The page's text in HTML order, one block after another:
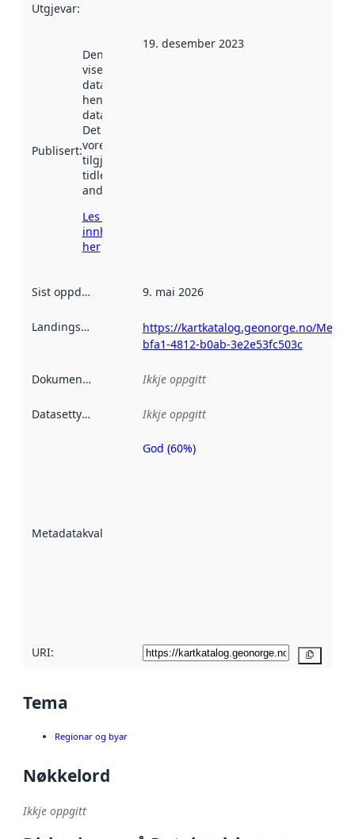
Utgjevar:
Publisert:
Denne datoen
viser når
datasettet vart
henta inn av
data.norge.no.
Det kan ha
vore
tilgjengeleg
tidlegare
andre stader.
Les meir om
innhenting
her
19. desember 2023
Sist oppdatert 9. mai 2026
Landingsside
https://kartkatalog.geonorge.no/
bfa1-4812-b0ab-3e2e53fc503c
Dokumentasjon Ikkje oppgitt
Datasettype Ikkje oppgitt
Metadatakvalitet
Metadatakvalitet
God (60%)
URI:
Tema
Regionar og byar
Nøkkelord
Ikkje oppgitt